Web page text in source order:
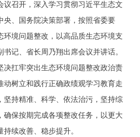
议召开，深入学习贯彻习近平生态文
央、国务院决策部署，按照省委要
环境问题整改，以高品质生态环境支
记、省长周乃翔出席会议并讲话。
决扛牢突出生态环境问题整改政治责
动树立和践行正确政绩观学习教育走
坚持精准、科学、依法治污，坚持综
确保按期完成各项整改任务，以更大
续改善、稳步提升。